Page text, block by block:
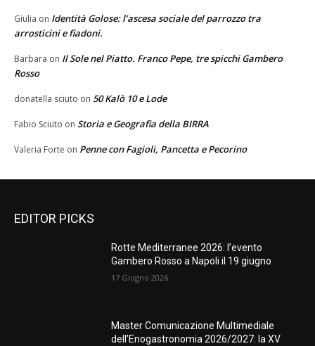
Giulia on Identità Golose: l’ascesa sociale del parrozzo tra
arrosticini e fiadoni.
Barbara on Il Sole nel Piatto. Franco Pepe, tre spicchi Gambero
Rosso
donatella sciuto on 50 Kalò 10 e Lode
Fabio Sciuto on Storia e Geografia della BIRRA
Valeria Forte on Penne con Fagioli, Pancetta e Pecorino
EDITOR PICKS
Rotte Mediterranee 2026: l’evento
Gambero Rosso a Napoli il 19 giugno
17 Giugno 2026
Master Comunicazione Multimediale
dell’Enogastronomia 2026/2027: la XV